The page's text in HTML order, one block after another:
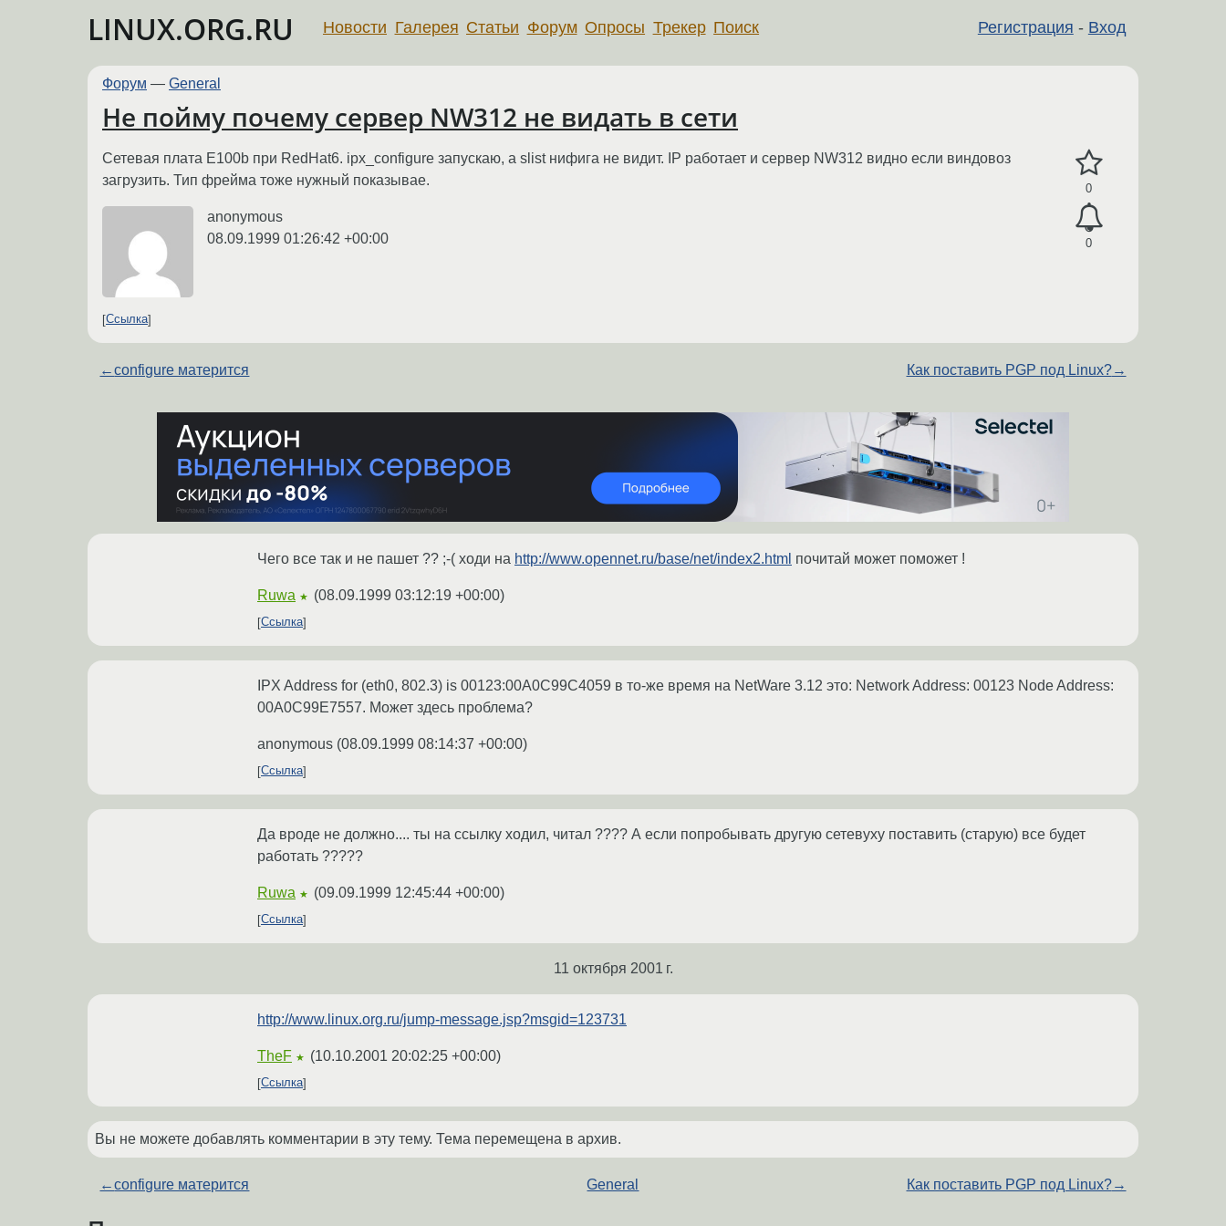
LINUX.ORG.RU Регистрация - Вход
Новости Галерея Статьи Форум Опросы Трекер Поиск
Форум — General
Не пойму почему сервер NW312 не видать в сети
0
0
Сетевая плата E100b при RedHat6. ipx_configure запускаю, а slist нифига не видит. IP работает и сервер NW312 видно если виндовоз
загрузить. Тип фрейма тоже нужный показывае.
anonymous
08.09.1999 01:26:42 +00:00
Ссылка
←configure матерится Как поставить PGP под Linux?→
Чего все так и не пашет ?? ;-( ходи на http://www.opennet.ru/base/net/index2.html почитай может поможет !
Ruwa ★ (08.09.1999 03:12:19 +00:00)
Ссылка
IPX Address for (eth0, 802.3) is 00123:00A0C99C4059 в то-же время на NetWare 3.12 это: Network Address: 00123 Node Address:
00A0C99E7557. Может здесь проблема?
anonymous (08.09.1999 08:14:37 +00:00)
Ссылка
Да вроде не должно.... ты на ссылку ходил, читал ???? А если попробывать другую сетевуху поставить (старую) все будет
работать ?????
Ruwa ★ (09.09.1999 12:45:44 +00:00)
Ссылка
11 октября 2001 г.
http://www.linux.org.ru/jump-message.jsp?msgid=123731
TheF ★ (10.10.2001 20:02:25 +00:00)
Ссылка
Вы не можете добавлять комментарии в эту тему. Тема перемещена в архив.
←configure матерится General Как поставить PGP под Linux?→